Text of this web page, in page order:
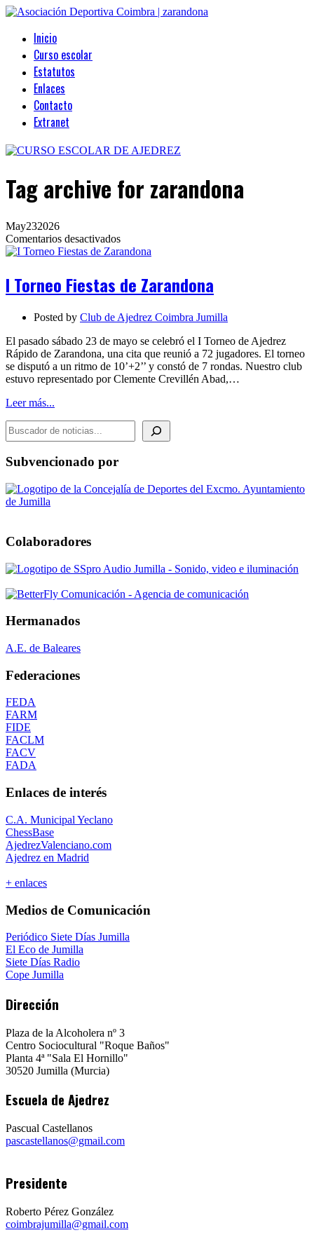
Inicio
Curso escolar
Estatutos
Enlaces
Contacto
Extranet
Tag archive for zarandona
May232026
Comentarios desactivadosen
I
de
I Torneo Fiestas de Zarandona
Posted by Club de Ajedrez Coimbra Jumilla
El pasado sábado 23 de mayo se celebró el I Torneo de Ajedrez
Rápido de Zarandona, una cita que reunió a 72 jugadores. El torneo
se disputó a un ritmo de 10’+2’’ y constó de 7 rondas. Nuestro club
estuvo representado por Clemente Crevillén Abad,…
Leer más...
BUSCADOR DE NOTICIAS
Subvencionado por
Colaboradores
Hermanados
A.E. de Baleares
Federaciones
FEDA
FARM
FIDE
FACLM
FACV
FADA
Enlaces de interés
C.A. Municipal Yeclano
ChessBase
AjedrezValenciano.com
Ajedrez en Madrid
+ enlaces
Medios de Comunicación
Periódico Siete Días Jumilla
El Eco de Jumilla
Siete Días Radio
Cope Jumilla
Dirección
Plaza de la Alcoholera nº 3
Centro Sociocultural "Roque Baños"
Planta 4ª "Sala El Hornillo"
30520 Jumilla (Murcia)
Escuela de Ajedrez
Pascual Castellanos
pascastellanos@gmail.com
Presidente
Roberto Pérez González
coimbrajumilla@gmail.com